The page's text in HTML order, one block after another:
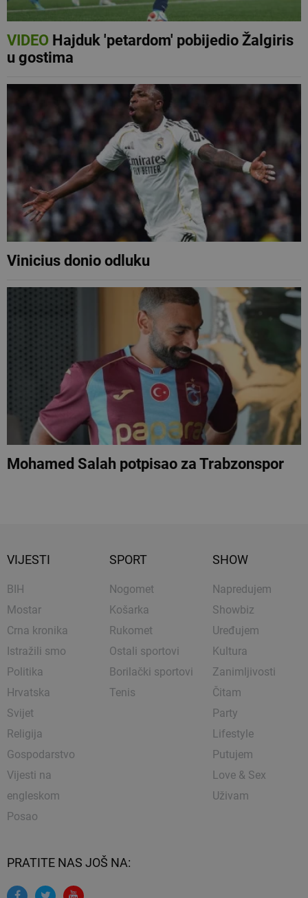
VIDEOHajduk 'petardom' pobijedio Žalgiris
u gostima
Vinicius donio odluku
Mohamed Salah potpisao za Trabzonspor
VIJESTI
BIH
Mostar
Crna kronika
Istražili smo
Politika
Hrvatska
Svijet
Religija
Gospodarstvo
Vijesti na
engleskom
Posao
SPORT
Nogomet
Košarka
Rukomet
Ostali sportovi
Borilački sportovi
Tenis
SHOW
Napredujem
Showbiz
Uređujem
Kultura
Zanimljivosti
Čitam
Party
Lifestyle
Putujem
Love & Sex
Uživam
PRATITE NAS JOŠ NA: